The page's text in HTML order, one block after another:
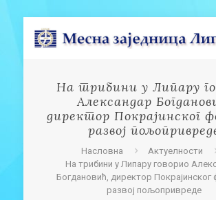
На трибини у Липару
Александар
директор Покрајинског
развој
Насловна
Актуелности
На трибини у Липару говорио
Богдановић, директор Покрајинског
развој пољопривреде